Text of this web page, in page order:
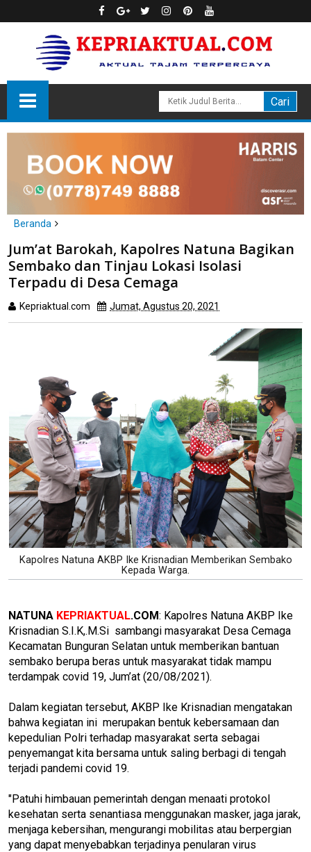
Beranda
Jum’at Barokah, Kapolres Natuna Bagikan Sembako dan Tinjau
Lokasi Isolasi Terpadu di Desa Cemaga
Jum’at Barokah, Kapolres Natuna Bagikan
Sembako dan Tinjau Lokasi Isolasi
Terpadu di Desa Cemaga
Kepriaktual.com Jumat, Agustus 20, 2021
Kapolres Natuna AKBP Ike Krisnadian Memberikan Sembako
Kepada Warga.
NATUNA KEPRIAKTUAL.COM: Kapolres Natuna AKBP Ike
Krisnadian S.I.K,.M.Si sambangi masyarakat Desa Cemaga
Kecamatan Bunguran Selatan untuk memberikan bantuan
sembako berupa beras untuk masyarakat tidak mampu
terdampak covid 19, Jum’at (20/08/2021).
Dalam kegiatan tersebut, AKBP Ike Krisnadian mengatakan
bahwa kegiatan ini merupakan bentuk kebersamaan dan
kepedulian Polri terhadap masyarakat serta sebagai
penyemangat kita bersama untuk saling berbagi di tengah
terjadi pandemi covid 19.
"Patuhi himbauan pemerintah dengan menaati protokol
kesehatan serta senantiasa menggunakan masker, jaga jarak,
menjaga kebersihan, mengurangi mobilitas atau berpergian
yang dapat menyebabkan terjadinya penularan virus